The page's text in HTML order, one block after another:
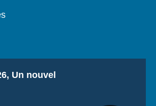
Un nouvel